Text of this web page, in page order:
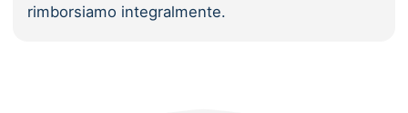
rimborsiamo integralmente.